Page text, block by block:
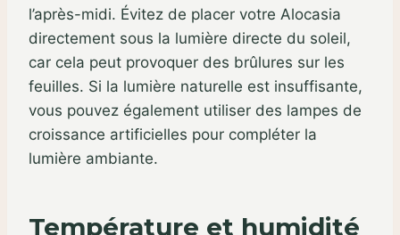
l’après-midi. Évitez de placer votre Alocasia
directement sous la lumière directe du soleil,
car cela peut provoquer des brûlures sur les
feuilles. Si la lumière naturelle est insuffisante,
vous pouvez également utiliser des lampes de
croissance artificielles pour compléter la
lumière ambiante.
Température et humidité